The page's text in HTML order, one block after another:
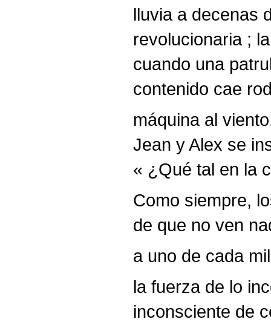
lluvia a decenas
revolucionaria ;
cuando una
contenido cae
máquina al
Jean y Alex se
« ¿Qué tal en la
Como siempre,
de que no ven
a uno de cada
la fuerza de lo
inconsciente de